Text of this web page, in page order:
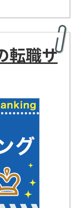
転職サ